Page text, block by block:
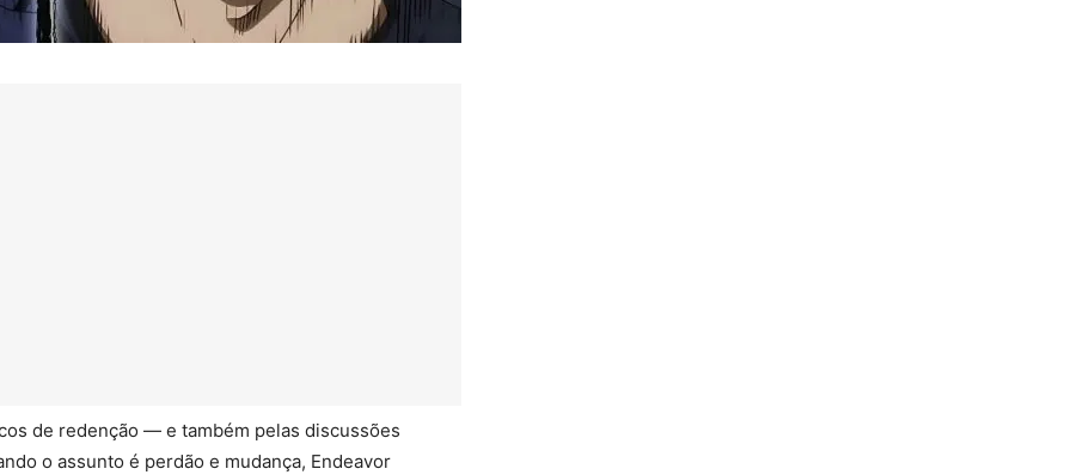
de redenção — e também pelas discussões
o assunto é perdão e mudança, Endeavor